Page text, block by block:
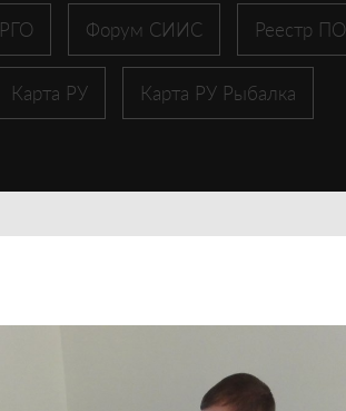
РГО Форум СИИС Реестр ПО
Карта РУ Карта РУ Рыбалка